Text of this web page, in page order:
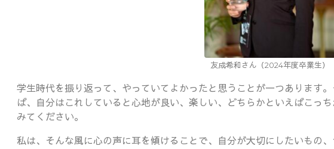
友成希和さん（2024年度卒業生）
学生時代を振り返って、やっていてよかったと思うことが一つあります
ば、自分はこれしていると心地が良い、楽しい、どちらかといえばこっ
みてください。
私は、そんな風に心の声に耳を傾けることで、自分が大切にしたいもの